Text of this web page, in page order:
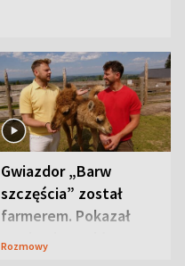
Gwiazdor „Barw
szczęścia” został
farmerem. Pokazał
swoje niezwykłe
Rozmowy